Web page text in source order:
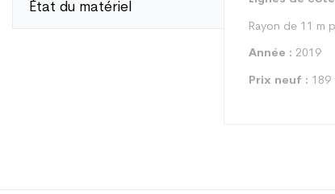
État du matériel
Rayon de 11 m
Année : 2019
Prix neuf : 189